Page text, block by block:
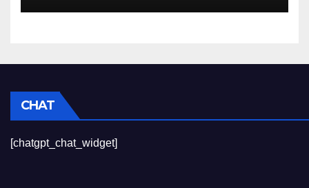
CHAT
[chatgpt_chat_widget]